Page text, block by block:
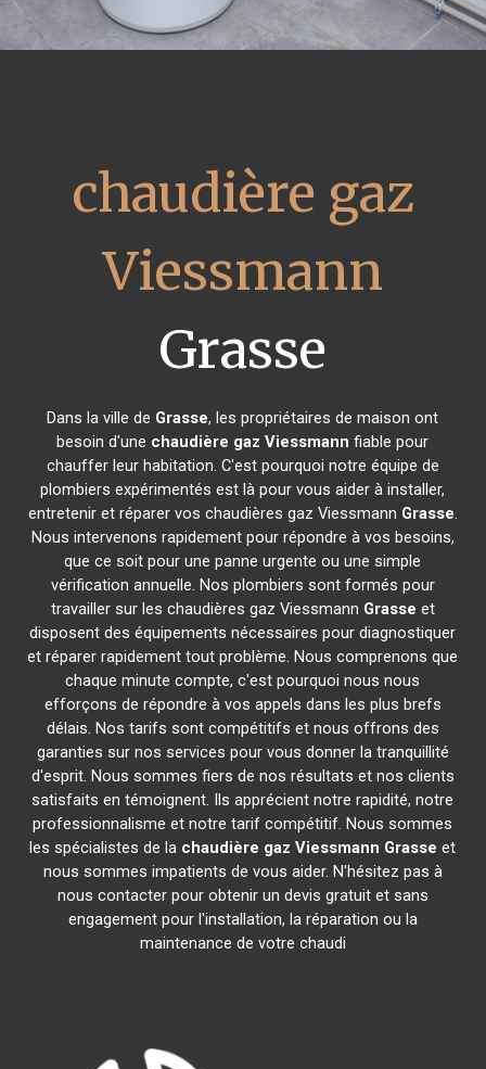
chaudière gaz
Viessmann
Grasse
Dans la ville de Grasse, les propriétaires de maison ont
besoin d'une chaudière gaz Viessmann fiable pour
chauffer leur habitation. C'est pourquoi notre équipe de
plombiers expérimentés est là pour vous aider à installer,
entretenir et réparer vos chaudières gaz Viessmann Grasse.
Nous intervenons rapidement pour répondre à vos besoins,
que ce soit pour une panne urgente ou une simple
vérification annuelle. Nos plombiers sont formés pour
travailler sur les chaudières gaz Viessmann Grasse et
disposent des équipements nécessaires pour diagnostiquer
et réparer rapidement tout problème. Nous comprenons que
chaque minute compte, c'est pourquoi nous nous
efforçons de répondre à vos appels dans les plus brefs
délais. Nos tarifs sont compétitifs et nous offrons des
garanties sur nos services pour vous donner la tranquillité
d'esprit. Nous sommes fiers de nos résultats et nos clients
satisfaits en témoignent. Ils apprécient notre rapidité, notre
professionnalisme et notre tarif compétitif. Nous sommes
les spécialistes de la chaudière gaz Viessmann Grasse et
nous sommes impatients de vous aider. N'hésitez pas à
nous contacter pour obtenir un devis gratuit et sans
engagement pour l'installation, la réparation ou la
maintenance de votre chaudi